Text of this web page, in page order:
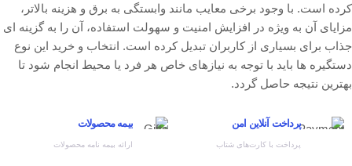
کرده است. با وجود برخی معایب مانند وابستگی به برق و هزینه بالاتر،
مزایای آن به ویژه در افزایش امنیت و سهولت استفاده، آن را به گزینه ای
جذاب برای بسیاری از کاربران تبدیل کرده است. انتخاب و خرید این نوع
دستگیره ها باید با توجه به نیازهای خاص هر فرد یا محیط انجام شود تا
بهترین نتیجه حاصل گردد.
پرداخت آنلاین امن
پرداخت با کارت‌های شتاب
بیمه محصولات
ارائه بیمه نامه محصولات